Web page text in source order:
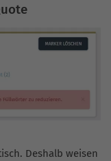
Deshalb weisen